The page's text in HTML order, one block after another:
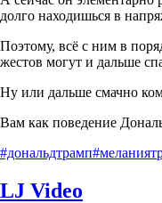
долго находишься в
Поэтому, всё с ним в
жестов могут и дальше
Ну или дальше смачно
Вам как поведение
#дональдтрамп
LJ Video